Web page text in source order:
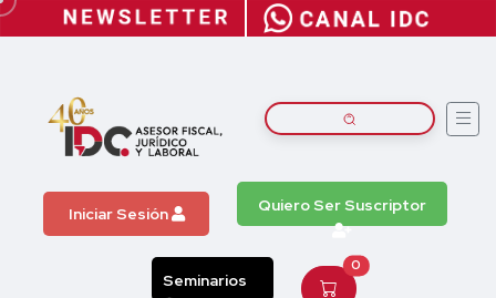
Iniciar Sesión Quiero Ser Suscriptor
Seminarios
0